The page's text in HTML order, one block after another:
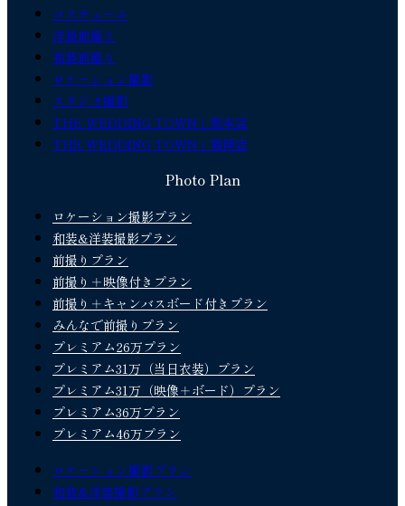
コスチューム
洋装前撮り
和装前撮り
ロケーション撮影
スタジオ撮影
THE WEDDING TOWN｜熊本店
THE WEDDING TOWN｜福岡店
Photo Plan
ロケーション撮影プラン
和装&洋装撮影プラン
前撮りプラン
前撮り＋映像付きプラン
前撮り＋キャンバスボード付きプラン
みんなで前撮りプラン
プレミアム26万プラン
プレミアム31万（当日衣装）プラン
プレミアム31万（映像＋ボード）プラン
プレミアム36万プラン
プレミアム46万プラン
ロケーション撮影プラン
和装&洋装撮影プラン